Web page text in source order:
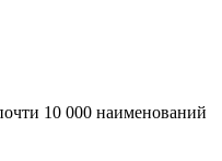
10 000 наименований